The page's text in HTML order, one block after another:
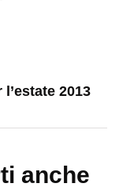
2013
anche